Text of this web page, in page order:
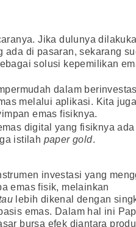
Jika dulunya
ada di pasaran, sekarang
solusi kepemilikan
dalam
melalui aplikasi. Kita
emas fisiknya.
digital yang fisiknya ada
istilah paper gold.
investasi yang
emas fisik, melainkan
lebih dikenal dengan
emas. Dalam hal ini
bursa efek diantara